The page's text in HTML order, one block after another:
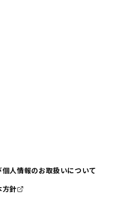
人情報のお取扱いについて
方針